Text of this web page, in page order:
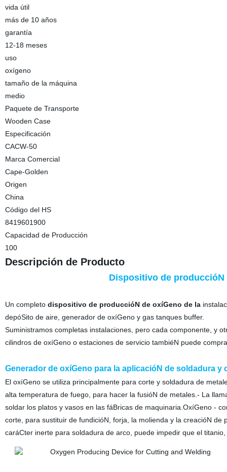
vida útil
más de 10 años
garantía
12-18 meses
uso
oxígeno
tamaño de la máquina
medio
Paquete de Transporte
Wooden Case
Especificación
CACW-50
Marca Comercial
Cape-Golden
Origen
China
Código del HS
8419601900
Capacidad de Producción
100
Descripción de Producto
Dispositivo de
Un completodispositivo de produccióN de oxíGeno de la
depóSito de aire, generador de oxíGeno y gas tanques buffer.
Suministramos completas instalaciones, pero cada componente, y
cilindros de oxíGeno o estaciones de servicio tambiéN puede
Generador de oxíGeno para la aplicacióN de soldadura y
El oxíGeno se utiliza principalmente para corte y soldadura de
alta temperatura de fuego, para hacer la fusióN de metales.- La
soldar los platos y vasos en las fáBricas de maquinaria.OxíGeno -
corte, para sustituir de fundicióN, forja, la molienda y la creacióN
caráCter inerte para soldadura de arco, puede impedir que el